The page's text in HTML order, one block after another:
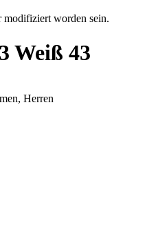
worden sein.
Weiß 43
Herren